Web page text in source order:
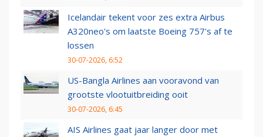
Icelandair tekent voor zes extra Airbus
A320neo's om laatste Boeing 757's af te
lossen
30-07-2026, 6:52
US-Bangla Airlines aan vooravond van
grootste vlootuitbreiding ooit
30-07-2026, 6:45
AIS Airlines gaat jaar langer door met